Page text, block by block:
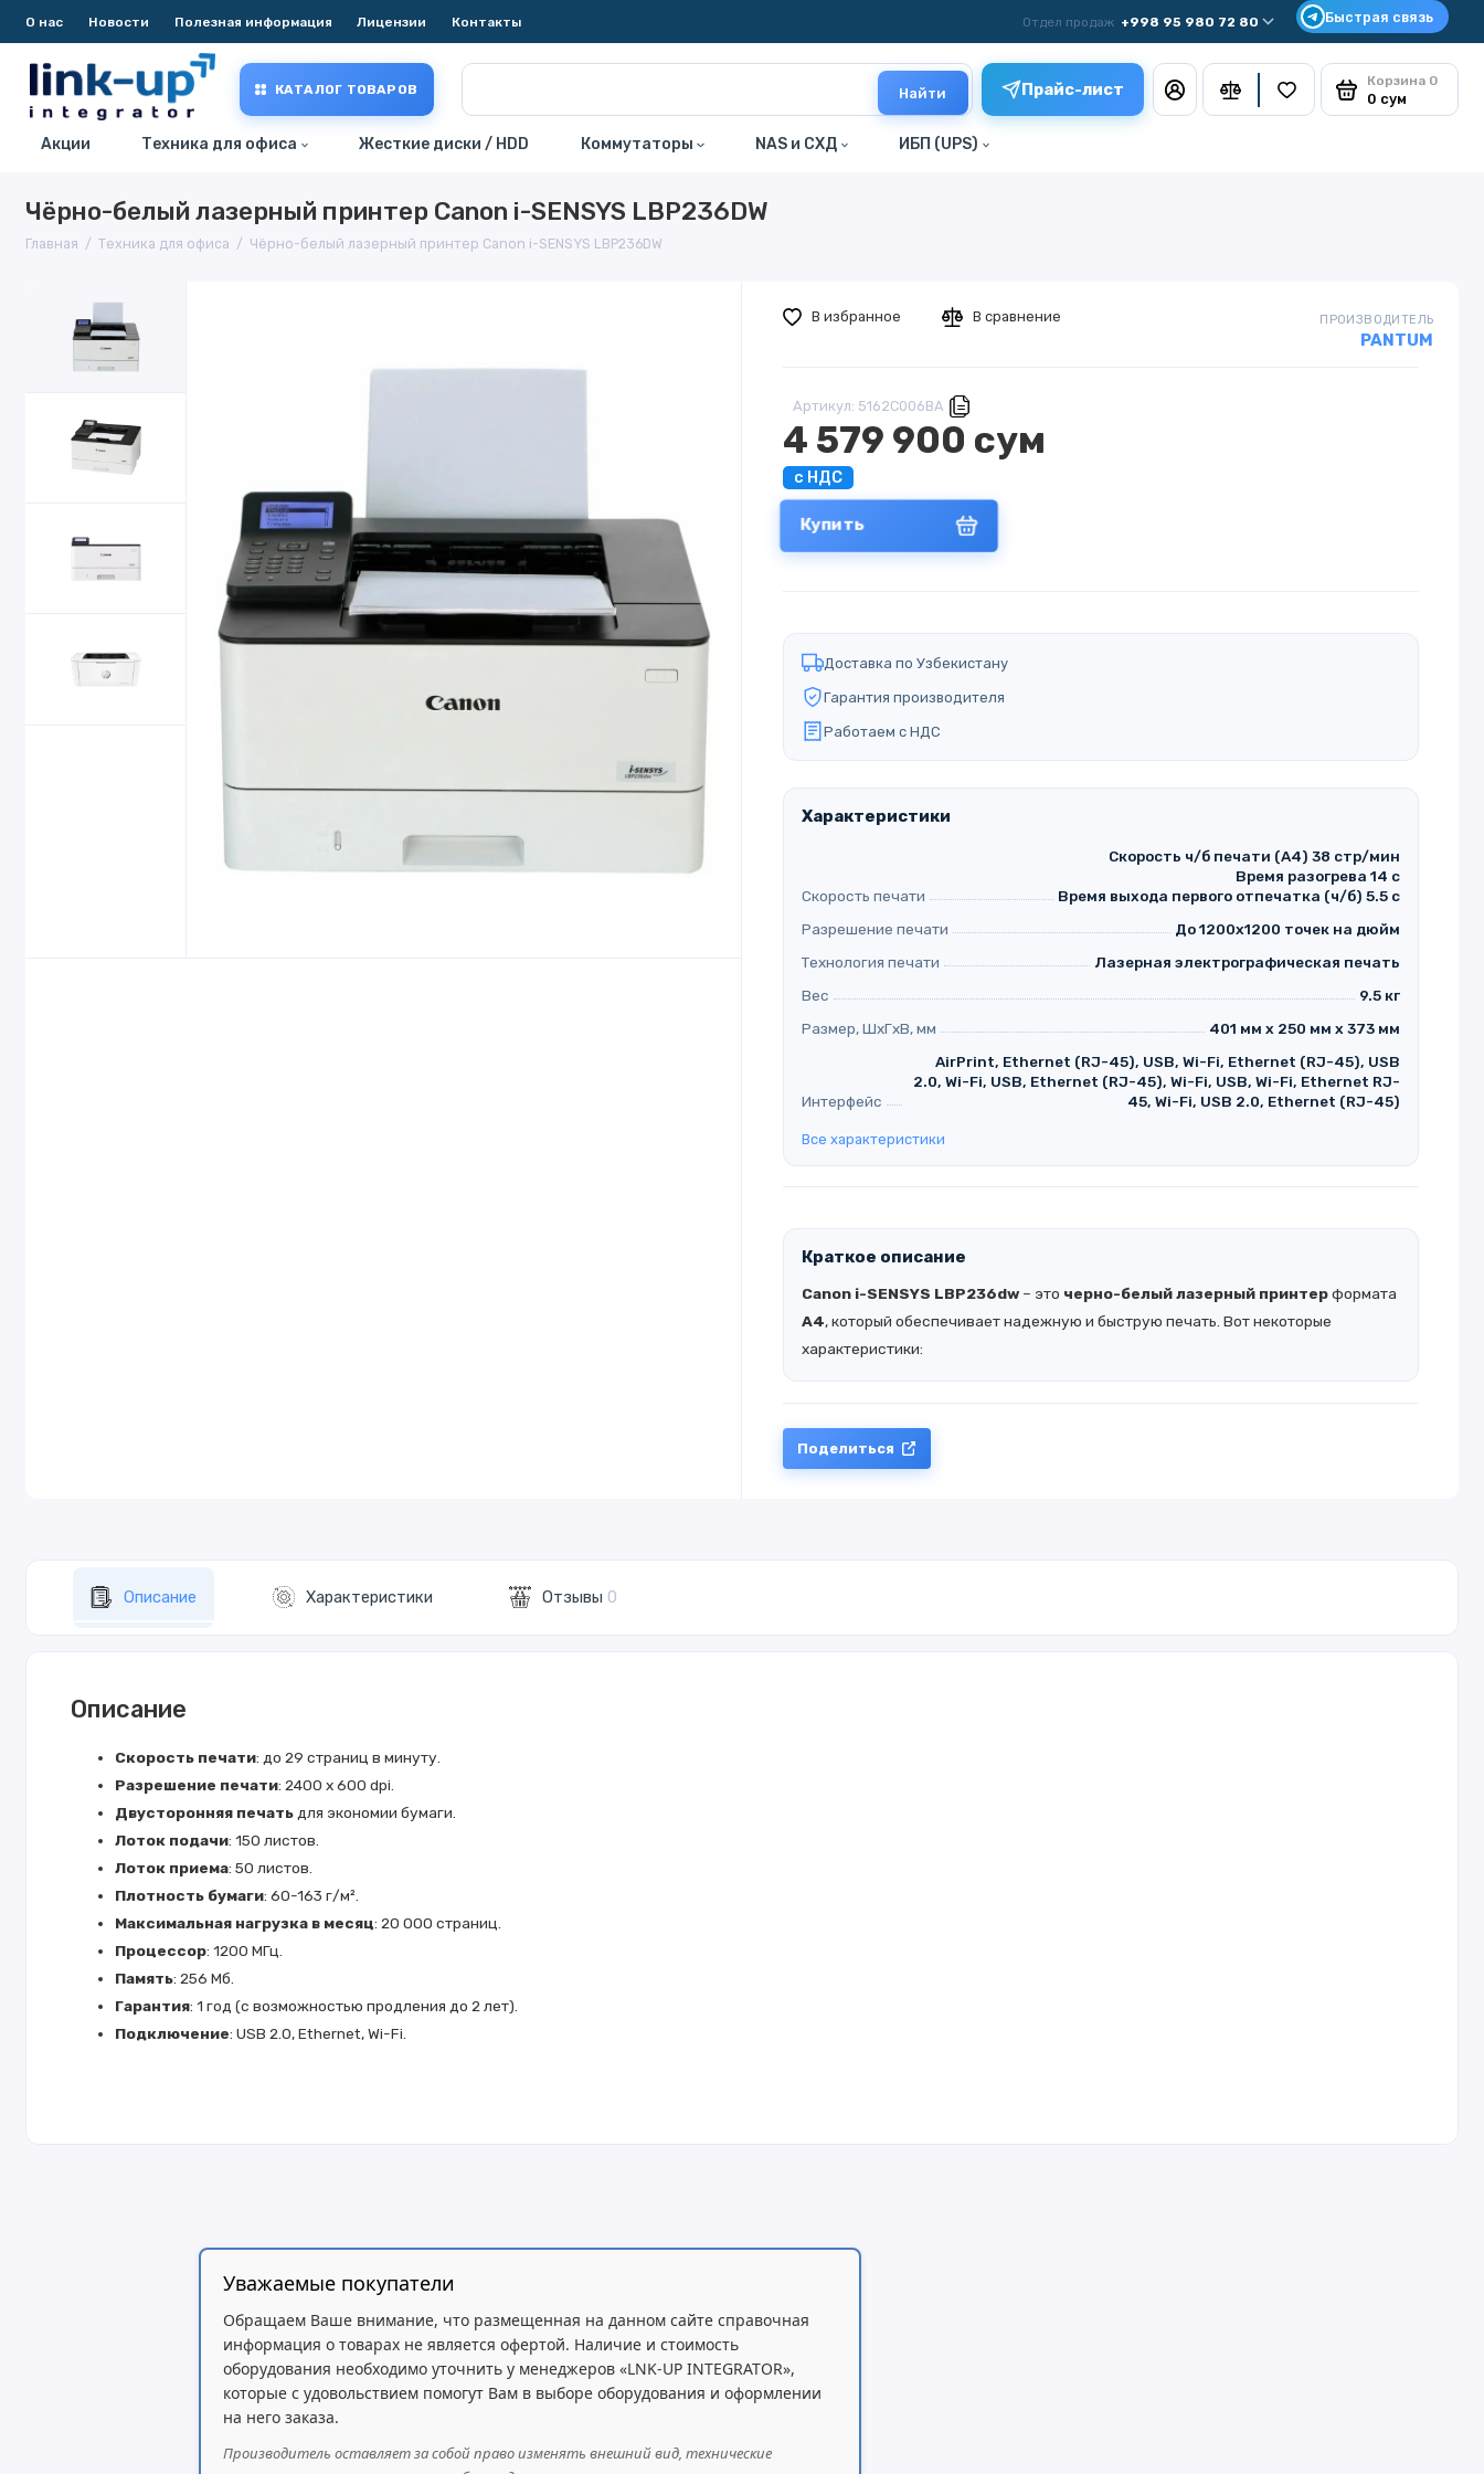
О нас Новости Полезная информация Лицензии Контакты Отдел продаж +998 95 980 72 80
КАТАЛОГ ТОВАРОВ Найти Прайс-лист Корзина 0
0 сум
Акции Техника для офиса Жесткие диски / HDD Коммутаторы NAS и СХД ИБП (UPS)
Чёрно-белый лазерный принтер Canon i-SENSYS LBP236DW
Главная Техника для офиса Чёрно-белый лазерный принтер Canon i-SENSYS LBP236DW
Артикул: 5162C006BA
PANTUM
ПРОИЗВОДИТЕЛЬ
4 579 900 сум
с НДС
Купить
Доставка по Узбекистану
Гарантия производителя
Работаем с НДС
В избранное В сравнение
Характеристики
Скорость печати
Скорость ч/б печати (A4) 38 стр/мин
Время разогрева 14 с
Время выхода первого отпечатка (ч/б) 5.5 с
Разрешение печати
До 1200x1200 точек на дюйм
Технология печати
Лазерная электрографическая печать
Вес
9.5 кг
Размер, ШхГхВ, мм
401 мм х 250 мм х 373 мм
Интерфейс
AirPrint, Ethernet (RJ-45), USB, Wi-Fi, Ethernet (RJ-45), USB
2.0, Wi-Fi, USB, Ethernet (RJ-45), Wi-Fi, USB, Wi-Fi, Ethernet RJ-
45, Wi-Fi, USB 2.0, Ethernet (RJ-45)
Все характеристики
Краткое описание
Canon i-SENSYS LBP236dw– это черно-белый лазерный принтерформата
A4, который обеспечивает надежную и быструю печать. Вот некоторые
характеристики:
Поделиться
Описание Характеристики Отзывы 0
Описание
Скорость печати: до 29 страниц в минуту.
Разрешение печати: 2400 x 600 dpi.
Двусторонняя печать для экономии бумаги.
Лоток подачи: 150 листов.
Лоток приема: 50 листов.
Плотность бумаги: 60-163 г/м².
Максимальная нагрузка в месяц: 20 000 страниц.
Процессор: 1200 МГц.
Память: 256 Мб.
Гарантия: 1 год (с возможностью продления до 2 лет).
Подключение: USB 2.0, Ethernet, Wi-Fi.
Уважаемые покупатели
Обращаем Ваше внимание, что размещенная на данном сайте справочная
информация о товарах не является офертой. Наличие и стоимость
оборудования необходимо уточнить у менеджеров «LNK-UP INTEGRATOR»,
которые с удовольствием помогут Вам в выборе оборудования и оформлении
на него заказа.
Производитель оставляет за собой право изменять внешний вид, технические